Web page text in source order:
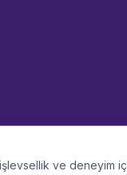
ve deneyim